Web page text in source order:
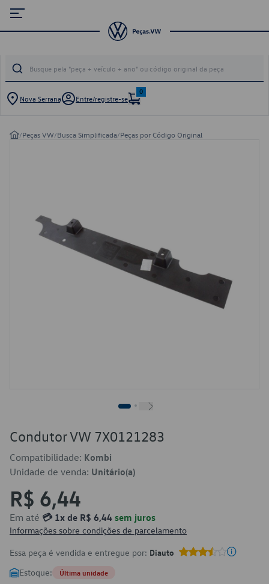
Nova Serrana Entre/registre-se
0
/Peças VW/Busca Simplificada/Peças por Código Original
Condutor VW 7X0121283
Compatibilidade: Kombi
Unidade de venda: Unitário(a)
R$ 6,44
Em até 💳 1x de R$ 6,44 sem juros
Informações sobre condições de parcelamento
Essa peça é vendida e entregue por: Diauto
Estoque: Última unidade